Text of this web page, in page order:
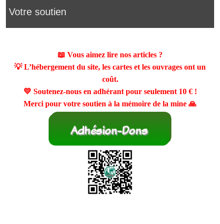
Votre soutien
📖 Vous aimez lire nos articles ?
💡 L’hébergement du site, les cartes et les ouvrages ont un
coût.
💛 Soutenez-nous en adhérant pour seulement 10 €!
Merci pour votre soutien à la mémoire de la mine 🙏